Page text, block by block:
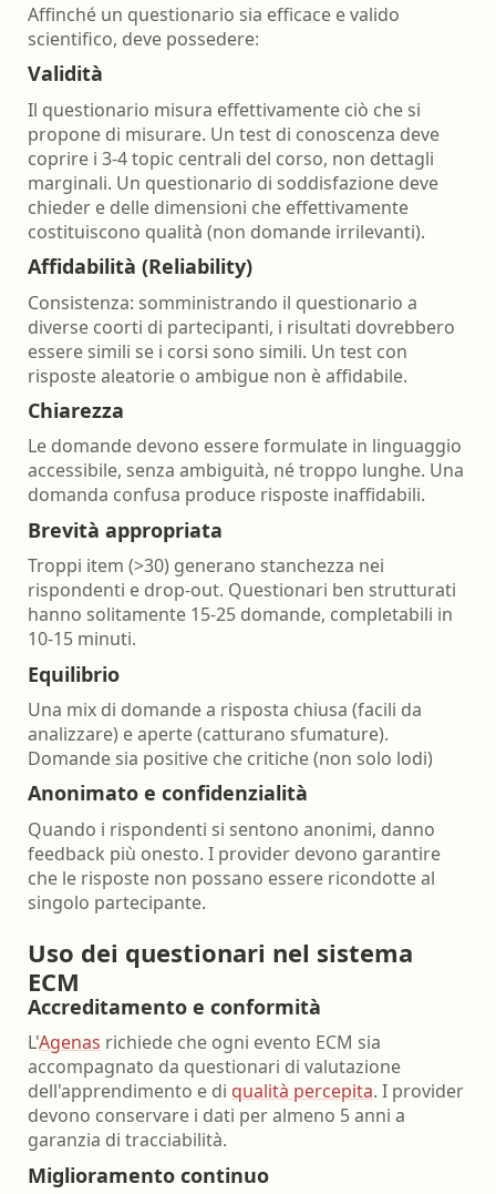
Affinché un questionario sia efficace e valido
scientifico, deve possedere:
Validità
Il questionario misura effettivamente ciò che si
propone di misurare. Un test di conoscenza deve
coprire i 3-4 topic centrali del corso, non dettagli
marginali. Un questionario di soddisfazione deve
chieder e delle dimensioni che effettivamente
costituiscono qualità (non domande irrilevanti).
Affidabilità (Reliability)
Consistenza: somministrando il questionario a
diverse coorti di partecipanti, i risultati dovrebbero
essere simili se i corsi sono simili. Un test con
risposte aleatorie o ambigue non è affidabile.
Chiarezza
Le domande devono essere formulate in linguaggio
accessibile, senza ambiguità, né troppo lunghe. Una
domanda confusa produce risposte inaffidabili.
Brevità appropriata
Troppi item (>30) generano stanchezza nei
rispondenti e drop-out. Questionari ben strutturati
hanno solitamente 15-25 domande, completabili in
10-15 minuti.
Equilibrio
Una mix di domande a risposta chiusa (facili da
analizzare) e aperte (catturano sfumature).
Domande sia positive che critiche (non solo lodi)
Anonimato e confidenzialità
Quando i rispondenti si sentono anonimi, danno
feedback più onesto. I provider devono garantire
che le risposte non possano essere ricondotte al
singolo partecipante.
Uso dei questionari nel sistema
ECM
Accreditamento e conformità
L'Agenas richiede che ogni evento ECM sia
accompagnato da questionari di valutazione
dell'apprendimento e di qualità percepita. I provider
devono conservare i dati per almeno 5 anni a
garanzia di tracciabilità.
Miglioramento continuo